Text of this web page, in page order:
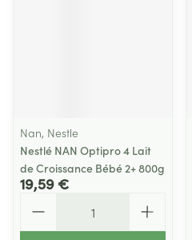
Nan, Nestle
Nestlé NAN Optipro 4 Lait
de Croissance Bébé 2+ 800g
19,59 €